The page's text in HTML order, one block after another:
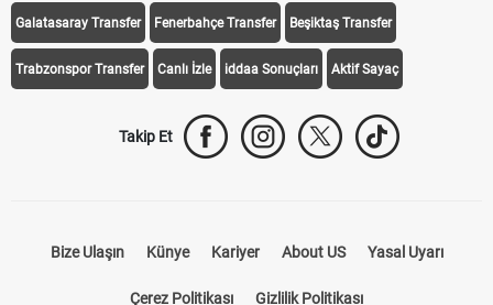
Galatasaray Transfer Fenerbahçe Transfer Beşiktaş Transfer
Trabzonspor Transfer Canlı İzle iddaa Sonuçları Aktif Sayaç
Takip Et
Bize Ulaşın Künye Kariyer About US Yasal Uyarı
Çerez Politikası Gizlilik Politikası